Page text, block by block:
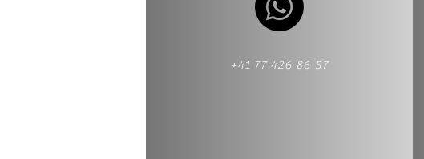
+41 77 426 86 57